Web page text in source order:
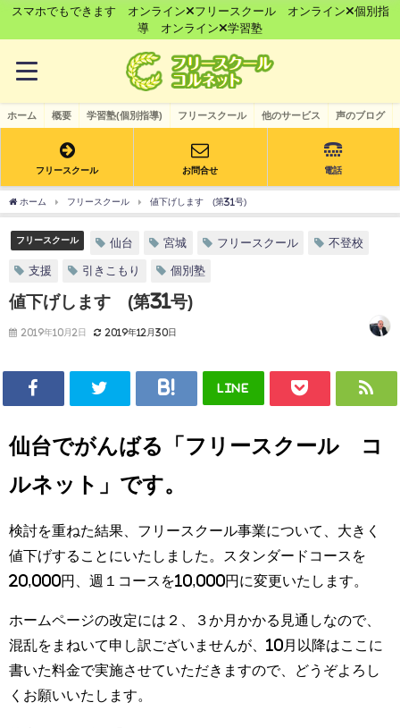
スマホでもできます オンライン×フリースクール オンライン×個別指
導 オンライン×学習塾
ホーム 概要 学習塾(個別指導) フリースクール 他のサービス 声のブログ
フリースクール お問合せ 電話
ホーム フリースクール 値下げします (第31号)
フリースクール 仙台 宮城 フリースクール 不登校
支援 引きこもり 個別塾
値下げします (第31号)
2019年10月2日 2019年12月30日
LINE
仙台でがんばる「フリースクール コ
ルネット」です。
検討を重ねた結果、フリースクール事業について、大きく
値下げすることにいたしました。スタンダードコースを
20,000円、週１コースを10,000円に変更いたします。
ホームページの改定には２、３か月かかる見通しなので、
混乱をまねいて申し訳ございませんが、10月以降はここに
書いた料金で実施させていただきますので、どうぞよろし
くお願いいたします。